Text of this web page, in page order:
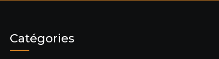
Catégories